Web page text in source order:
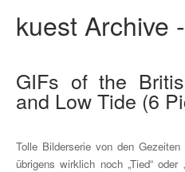
kuest Archive
GIFs of the
and Low Tide (6
Tolle Bilderserie von den
übrigens wirklich noch „Tied“